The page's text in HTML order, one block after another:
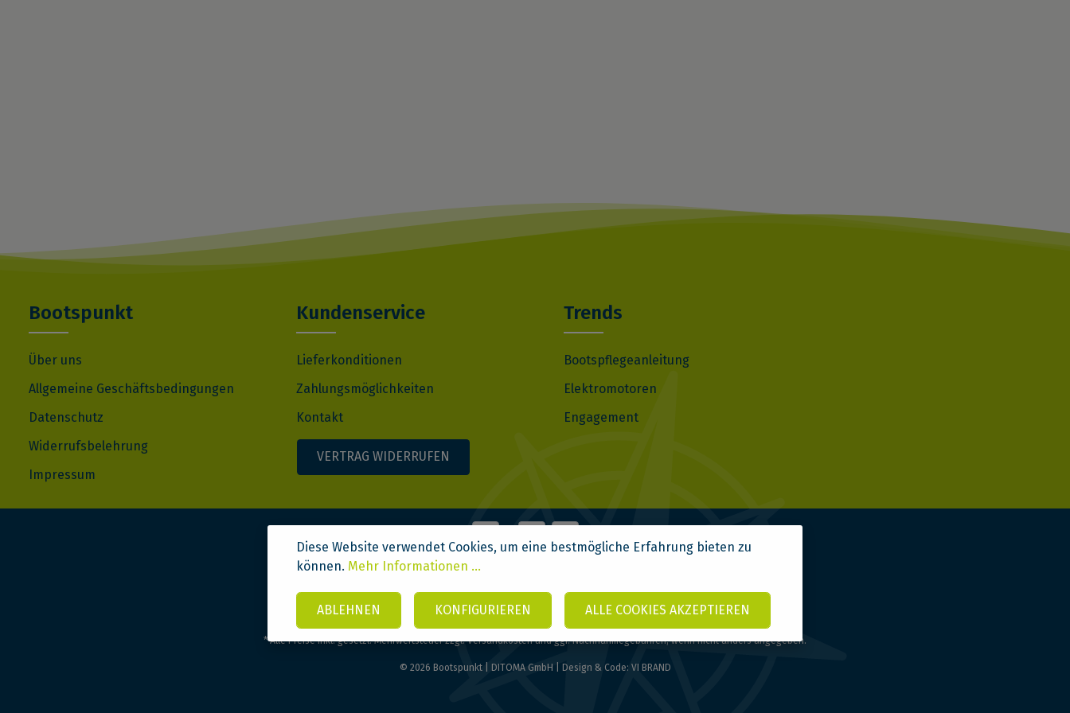
Bootspunkt
Über uns
Allgemeine Geschäftsbedingungen
Datenschutz
Widerrufsbelehrung
Impressum
Kundenservice
Lieferkonditionen
Zahlungsmöglichkeiten
Kontakt
VERTRAG WIDERRUFEN
Trends
Bootspflegeanleitung
Elektromotoren
Engagement
© 2026 Bootspunkt | DITOMA GmbH | Design & Code: VI BRAND
* Alle Preise inkl. gesetzl. Mehrwertsteuer zzgl.Versandkostenund ggf. Nachnahmegebühren, wenn nicht anders angegeben.
Diese Website verwendet Cookies, um eine bestmögliche Erfahrung bieten zu
können. Mehr Informationen ...
ABLEHNEN KONFIGURIEREN ALLE COOKIES AKZEPTIEREN